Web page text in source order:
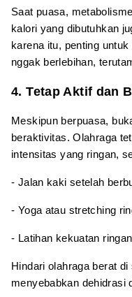
Saat puasa,
kalori yang dibutuhkan
karena itu, penting
nggak berlebihan,
4. Tetap Aktif dan
Meskipun berpuasa,
beraktivitas. Olahraga
intensitas yang ringan,
- Jalan kaki setelah
- Yoga atau stretching
- Latihan kekuatan
Hindari olahraga berat
menyebabkan dehidrasi